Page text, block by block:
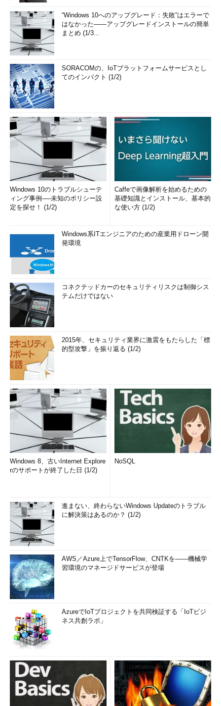
“Windows 10へのアップグレード：失敗”はエラーで
はなかった――アップグレードインストールの簡単
まとめ (1/3...
SORACOMの、IoTプラットフォームサービスとし
てのインパクト (1/2)
Windows 10のトラブルシューテ
ィング事例──未知のポリシー設
定を探せ！ (1/2)
Caffeで画像解析を始めるための
基礎知識とインストール、基本的
な使い方 (1/2)
Windows系ITエンジニアのための産業用ドローン開
発環境
コネクテッドカーのセキュリティリスクは制御シス
テムだけではない
2015年、セキュリティ業界に激震をもたらした「標
的型攻撃」を振り返る (1/2)
Windows 8、古いInternet Explore
rのサポートが終了した日 (1/2)
NoSQL
進まない、終わらないWindows Updateのトラブル
に解決策はあるのか？ (1/2)
AWS／Azure上でTensorFlow、CNTKを――機械学
習環境のマネージドサービスが登場
AzureでIoTプロジェクトを共同検証する「IoTビジ
ネス共創ラボ」